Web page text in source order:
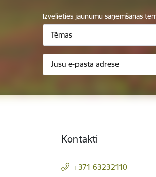
Izvēlieties jaunumu saņemšanas
Tēmas
Kontakti
+371 63232110